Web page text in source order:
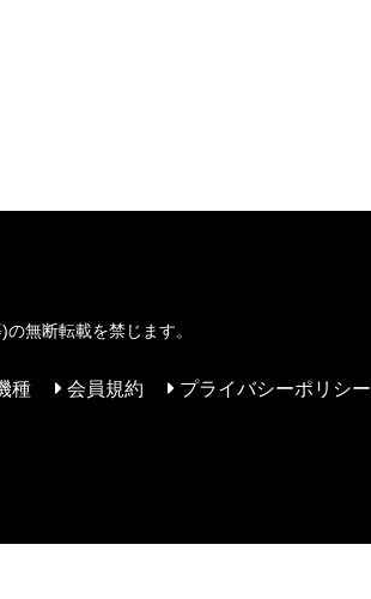
無断転載を禁じます。
種 会員規約 プライバシーポリシー